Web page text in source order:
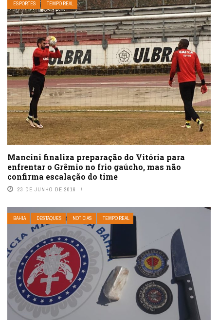
ESPORTES TEMPO REAL
Mancini finaliza preparação do Vitória para
enfrentar o Grêmio no frio gaúcho, mas não
confirma escalação do time
23 DE JUNHO DE 2016
BAHIA DESTAQUES NOTÍCIAS TEMPO REAL